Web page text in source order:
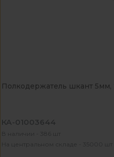
Полкодержатель шкант 5мм,
КА-01003644
В наличии - 386 шт
На центральном складе - 35000 шт